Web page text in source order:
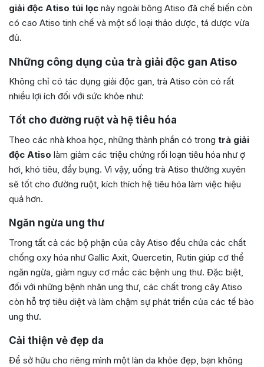
giải độc Atiso túi lọc này ngoài bông Atiso đã chế biến còn
có cao Atiso tinh chế và một số loại thảo dược, tá dược vừa
đủ.
Những công dụng của trà giải độc gan Atiso
Không chỉ có tác dụng giải độc gan, trà Atiso còn có rất
nhiều lợi ích đối với sức khỏe như:
Tốt cho đường ruột và hệ tiêu hóa
Theo các nhà khoa học, những thành phần có trong trà giải
độc Atiso làm giảm các triệu chứng rối loạn tiêu hóa như ợ
hơi, khó tiêu, đầy bụng. Vì vậy, uống trà Atiso thường xuyên
sẽ tốt cho đường ruột, kích thích hệ tiêu hóa làm việc hiệu
quả hơn.
Ngăn ngừa ung thư
Trong tất cả các bộ phận của cây Atiso đều chứa các chất
chống oxy hóa như Gallic Axit, Quercetin, Rutin giúp cơ thể
ngăn ngừa, giảm nguy cơ mắc các bệnh ung thư. Đặc biệt,
đối với những bệnh nhân ung thư, các chất trong cây Atiso
còn hỗ trợ tiêu diệt và làm chậm sự phát triển của các tế bào
ung thư.
Cải thiện vẻ đẹp da
Để sở hữu cho riêng mình một làn da khỏe đẹp, bạn không